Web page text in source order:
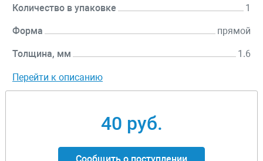
Количество в упаковке 1
Форма прямой
Толщина, мм 1.6
Перейти к описанию
40 руб.